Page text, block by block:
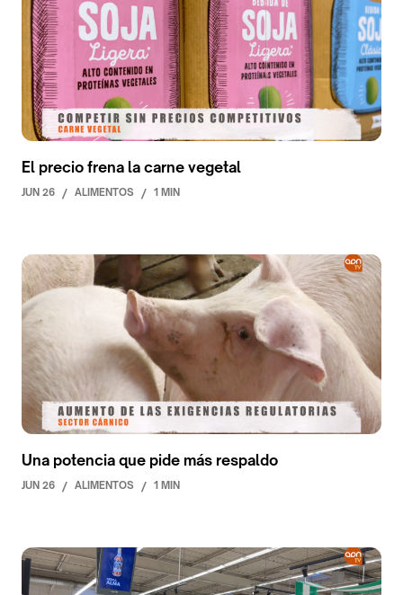
El precio frena la carne vegetal
JUN 26 / ALIMENTOS / 1 MIN
Una potencia que pide más respaldo
JUN 26 / ALIMENTOS / 1 MIN